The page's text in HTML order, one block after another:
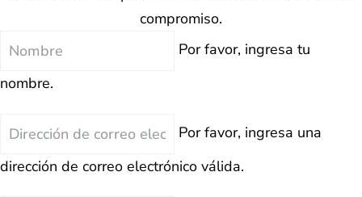
compromiso.
Nombre
Por favor, ingresa tu
nombre.
Correo
Por favor, ingresa una
dirección de correo electrónico válida.